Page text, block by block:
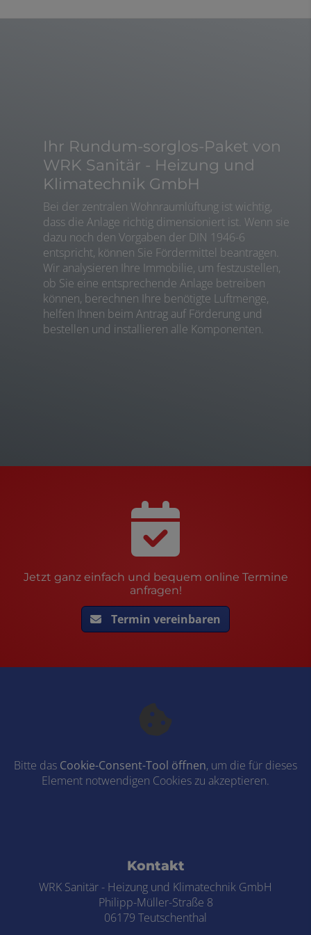
Ihr Rundum-sorglos-Paket von
WRK Sanitär - Heizung und
Klimatechnik GmbH
Bei der zentralen Wohnraumlüftung ist wichtig,
dass die Anlage richtig dimensioniert ist. Wenn sie
dazu noch den Vorgaben der DIN 1946-6
entspricht, können Sie Fördermittel beantragen.
Wir analysieren Ihre Immobilie, um festzustellen,
ob Sie eine entsprechende Anlage betreiben
können, berechnen Ihre benötigte Luftmenge,
helfen Ihnen beim Antrag auf Förderung und
bestellen und installieren alle Komponenten.
Jetzt ganz einfach und bequem online Termine
anfragen!
Termin vereinbaren
Bitte das Cookie-Consent-Tool öffnen, um die für dieses
Element notwendigen Cookies zu akzeptieren.
Footer - Kontaktdaten und
Kontakt
WRK Sanitär - Heizung und Klimatechnik GmbH
Philipp-Müller-Straße 8
06179 Teutschenthal